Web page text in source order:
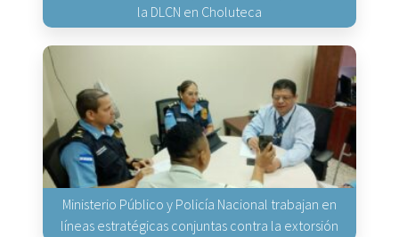
la DLCN en Choluteca
Ministerio Público y Policía Nacional trabajan en
líneas estratégicas conjuntas contra la extorsión